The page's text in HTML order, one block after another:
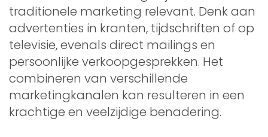
traditionele marketing relevant. Denk aan
advertenties in kranten, tijdschriften of op
televisie, evenals direct mailings en
persoonlijke verkoopgesprekken. Het
combineren van verschillende
marketingkanalen kan resulteren in een
krachtige en veelzijdige benadering.